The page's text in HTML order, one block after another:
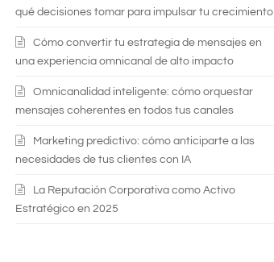
qué decisiones tomar para impulsar tu crecimiento
Cómo convertir tu estrategia de mensajes en
una experiencia omnicanal de alto impacto
Omnicanalidad inteligente: cómo orquestar
mensajes coherentes en todos tus canales
Marketing predictivo: cómo anticiparte a las
necesidades de tus clientes con IA
La Reputación Corporativa como Activo
Estratégico en 2025